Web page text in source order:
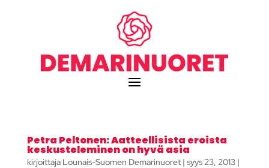
Petra Peltonen: Aatteellisista eroista
keskusteleminen on hyvä asia
kirjoittaja Lounais-Suomen Demarinuoret| syys 23, 2013|